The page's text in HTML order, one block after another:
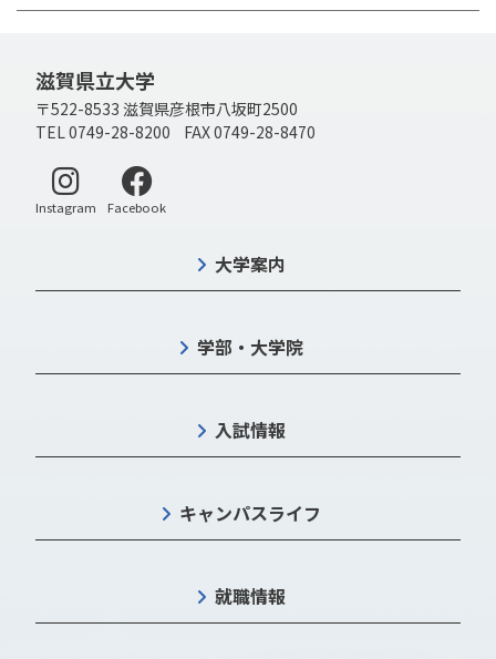
滋賀県立大学
〒522-8533 滋賀県彦根市八坂町2500
TEL 0749-28-8200 FAX 0749-28-8470
Instagram 別ウィンドウで開く
Facebook別ウィンドウで開く
大学案内
学部・大学院
入試情報
キャンパスライフ
就職情報